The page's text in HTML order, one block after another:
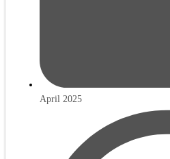
April 2025